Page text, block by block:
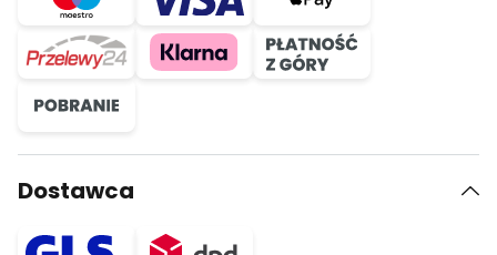
Dostawca